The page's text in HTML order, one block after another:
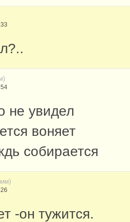
не увидел
воняет
собирается
-он тужится.